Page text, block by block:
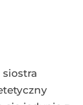
siostra